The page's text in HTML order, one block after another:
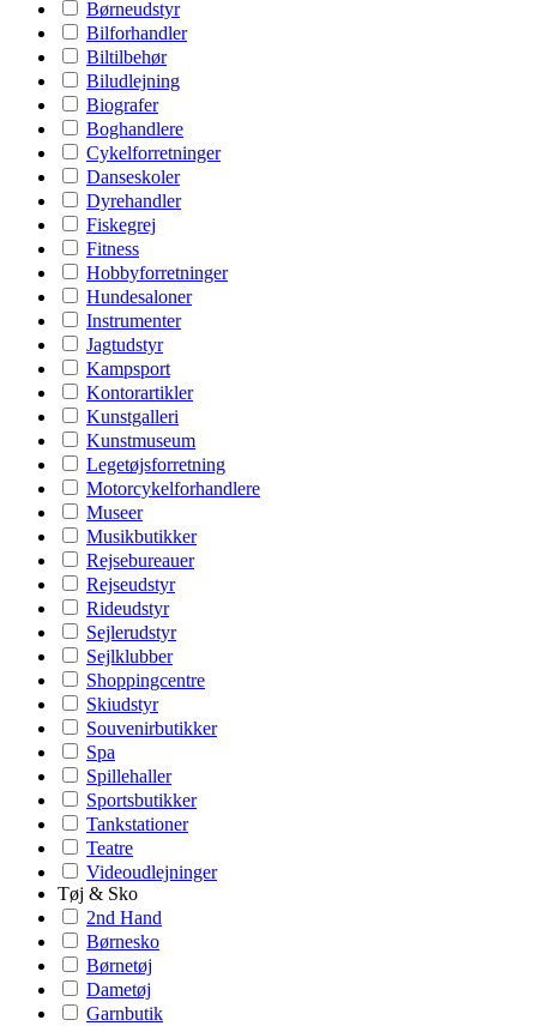
Børneudstyr
Bilforhandler
Biltilbehør
Biludlejning
Biografer
Boghandlere
Cykelforretninger
Danseskoler
Dyrehandler
Fiskegrej
Fitness
Hobbyforretninger
Hundesaloner
Instrumenter
Jagtudstyr
Kampsport
Kontorartikler
Kunstgalleri
Kunstmuseum
Legetøjsforretning
Motorcykelforhandlere
Museer
Musikbutikker
Rejsebureauer
Rejseudstyr
Rideudstyr
Sejlerudstyr
Sejlklubber
Shoppingcentre
Skiudstyr
Souvenirbutikker
Spa
Spillehaller
Sportsbutikker
Tankstationer
Teatre
Videoudlejninger
Tøj & Sko
2nd Hand
Børnesko
Børnetøj
Dametøj
Garnbutik